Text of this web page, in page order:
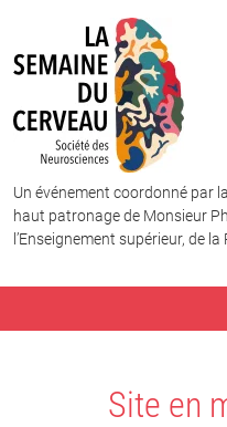
Un événement coordonné par
haut patronage de Monsieur
l’Enseignement supérieur, de
Site en